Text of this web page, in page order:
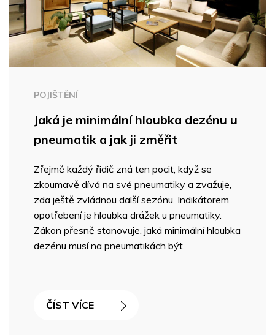
POJIŠTĚNÍ
Jaká je minimální hloubka dezénu u
pneumatik a jak ji změřit
Zřejmě každý řidič zná ten pocit, když se
zkoumavě dívá na své pneumatiky a zvažuje,
zda ještě zvládnou další sezónu. Indikátorem
opotřebení je hloubka drážek u pneumatiky.
Zákon přesně stanovuje, jaká minimální hloubka
dezénu musí na pneumatikách být.
ČÍST VÍCE